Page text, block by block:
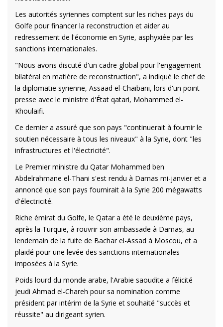
Les autorités syriennes comptent sur les riches pays du
Golfe pour financer la reconstruction et aider au
redressement de l'économie en Syrie, asphyxiée par les
sanctions internationales.
"Nous avons discuté d'un cadre global pour l'engagement
bilatéral en matière de reconstruction", a indiqué le chef de
la diplomatie syrienne, Assaad el-Chaibani, lors d'un point
presse avec le ministre d'État qatari, Mohammed el-
Khoulaifi.
Ce dernier a assuré que son pays "continuerait à fournir le
soutien nécessaire à tous les niveaux" à la Syrie, dont "les
infrastructures et l'électricité".
Le Premier ministre du Qatar Mohammed ben
Abdelrahmane el-Thani s'est rendu à Damas mi-janvier et a
annoncé que son pays fournirait à la Syrie 200 mégawatts
d'électricité.
Riche émirat du Golfe, le Qatar a été le deuxième pays,
après la Turquie, à rouvrir son ambassade à Damas, au
lendemain de la fuite de Bachar el-Assad à Moscou, et a
plaidé pour une levée des sanctions internationales
imposées à la Syrie.
Poids lourd du monde arabe, l'Arabie saoudite a félicité
jeudi Ahmad el-Chareh pour sa nomination comme
président par intérim de la Syrie et souhaité "succès et
réussite" au dirigeant syrien.